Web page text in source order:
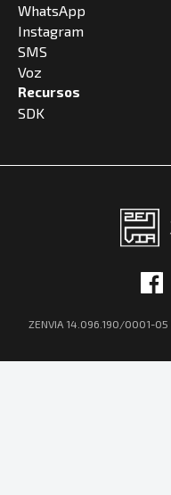
WhatsApp
Instagram
SMS
Voz
Recursos
SDK
ZENVIA 14.096.190/0001-